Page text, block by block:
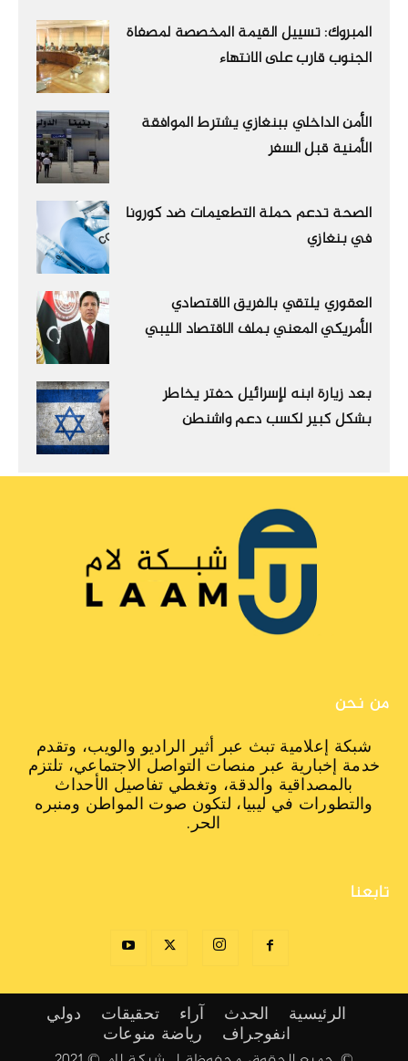
المبروك: تسييل القيمة المخصصة لمصفاة
الجنوب قارب على الانتهاء
الأمن الداخلي ببنغازي يشترط الموافقة
الأمنية قبل السفر
الصحة تدعم حملة التطعيمات ضد كورونا
في بنغازي
العقوري يلتقي بالفريق الاقتصادي
الأمريكي المعني بملف الاقتصاد الليبي
بعد زيارة ابنه لإسرائيل حفتر يخاطر
بشكل كبير لكسب دعم واشنطن
من نحن
شبكة إعلامية تبث عبر أثير الراديو والويب، وتقدم
خدمة إخبارية عبر منصات التواصل الاجتماعي، تلتزم
بالمصداقية والدقة، وتغطي تفاصيل الأحداث
والتطورات في ليبيا، لتكون صوت المواطن ومنبره
الحر.
تابعنا
الرئيسية الحدث آراء تحقيقات
دولي
انفوجراف
رياضة منوعات